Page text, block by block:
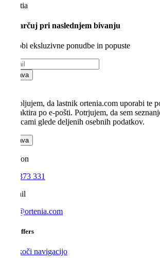
Croatia
Privarčuj pri naslednjem bivanju
Pridobi eksluzivne ponudbe in popuste
Prijava
Dovoljujem, da lastnik ortenia.com uporabi te
kontaktira po e-pošti. Potrjujem, da sem
pravicami glede deljenih osebnih podatkov.
Prijava
Telefon
040 373 331
E-mail
info@ortenia.com
Our offers
Preskoči navigacijo